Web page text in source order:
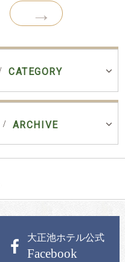
→
CATEGORY
ARCHIVE
大正池ホテル公式
Facebook